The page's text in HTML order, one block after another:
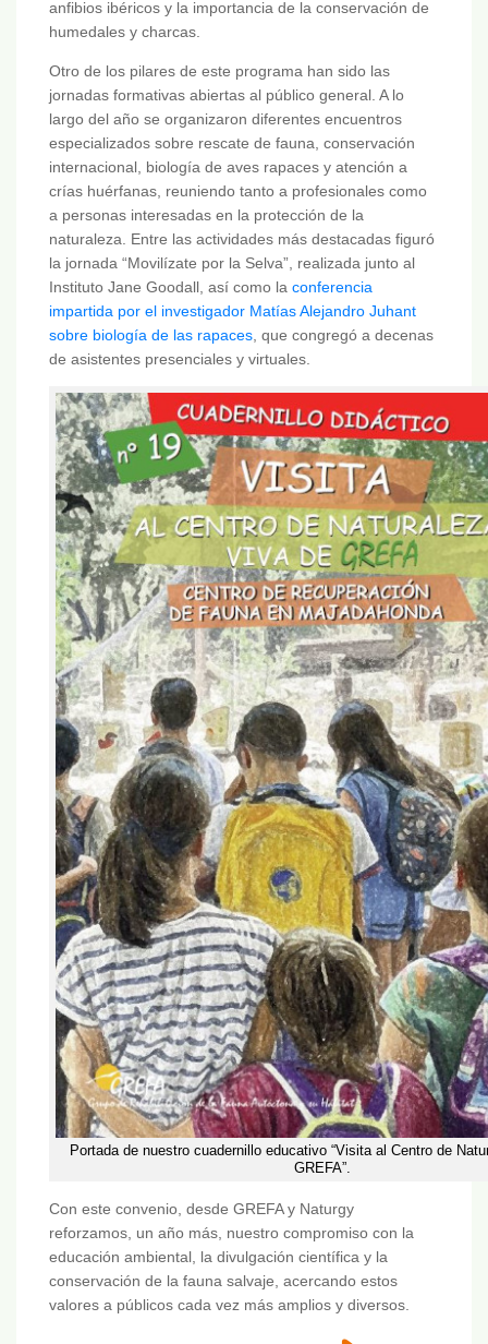
anfibios ibéricos y la importancia de la conservación de
humedales y charcas.
Otro de los pilares de este programa han sido las
jornadas formativas abiertas al público general. A lo
largo del año se organizaron diferentes encuentros
especializados sobre rescate de fauna, conservación
internacional, biología de aves rapaces y atención a
crías huérfanas, reuniendo tanto a profesionales como
a personas interesadas en la protección de la
naturaleza. Entre las actividades más destacadas figuró
la jornada “Movilízate por la Selva”, realizada junto al
Instituto Jane Goodall, así como la conferencia
impartida por el investigador Matías Alejandro Juhant
sobre biología de las rapaces , que congregó a decenas
de asistentes presenciales y virtuales.
Portada de nuestro cuadernillo educativo “Visita al Centro de
GREFA”.
Con este convenio, desde GREFA y Naturgy
reforzamos, un año más, nuestro compromiso con la
educación ambiental, la divulgación científica y la
conservación de la fauna salvaje, acercando estos
valores a públicos cada vez más amplios y diversos.